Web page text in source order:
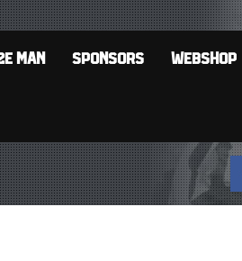
MAN SPONSORS WEBSHOP